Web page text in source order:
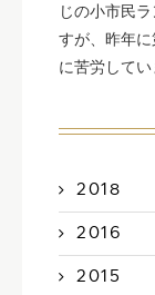
じの小市民
すが、昨年
に苦労してい
2018
2016
2015